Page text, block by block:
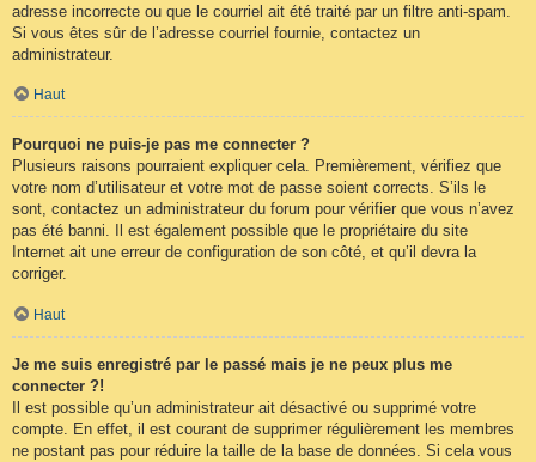
adresse incorrecte ou que le courriel ait été traité par un filtre anti-spam.
Si vous êtes sûr de l’adresse courriel fournie, contactez un
administrateur.
Haut
Pourquoi ne puis-je pas me connecter ?
Plusieurs raisons pourraient expliquer cela. Premièrement, vérifiez que
votre nom d’utilisateur et votre mot de passe soient corrects. S’ils le
sont, contactez un administrateur du forum pour vérifier que vous n’avez
pas été banni. Il est également possible que le propriétaire du site
Internet ait une erreur de configuration de son côté, et qu’il devra la
corriger.
Haut
Je me suis enregistré par le passé mais je ne peux plus me
connecter ?!
Il est possible qu’un administrateur ait désactivé ou supprimé votre
compte. En effet, il est courant de supprimer régulièrement les membres
ne postant pas pour réduire la taille de la base de données. Si cela vous